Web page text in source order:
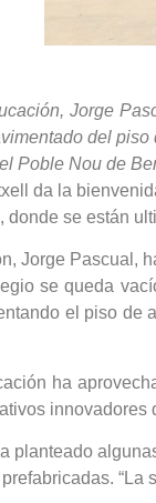
Jorge
del
Poble Nou de
da la
donde se están
Jorge Pascual,
se queda
el piso de
ha
planteado